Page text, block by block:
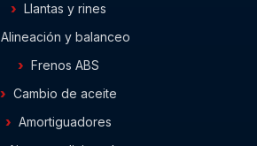
Llantas y rines
Alineación y balanceo
Frenos ABS
Cambio de aceite
Amortiguadores